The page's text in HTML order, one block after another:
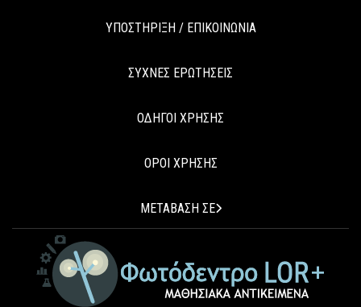
ΥΠΟΣΤΗΡΙΞΗ / ΕΠΙΚΟΙΝΩΝΙΑ
ΣΥΧΝΕΣ ΕΡΩΤΗΣΕΙΣ
ΟΔΗΓΟΙ ΧΡΗΣΗΣ
ΟΡΟΙ ΧΡΗΣΗΣ
ΜΕΤΑΒΑΣΗ ΣΕ